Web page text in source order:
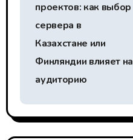
а
ц
проектов: как выбор
сервера в
Казахстане или
Финляндии влияет на
аудиторию